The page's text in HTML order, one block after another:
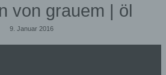
von grauem | öl
9. Januar 2016